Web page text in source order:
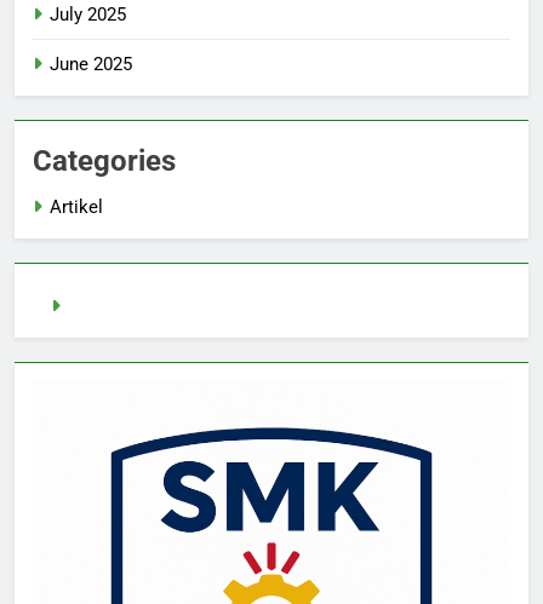
July 2025
June 2025
Categories
Artikel